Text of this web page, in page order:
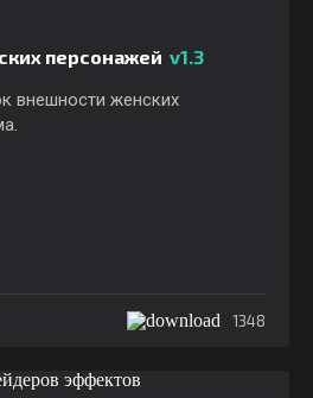
персонажей v1.3
внешности женских
1348